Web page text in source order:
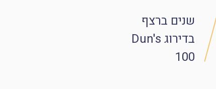
שנים ברצף
בדירוג Dun's
100